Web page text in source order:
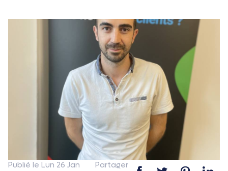
Publié le Lun 26 Jan
Partager